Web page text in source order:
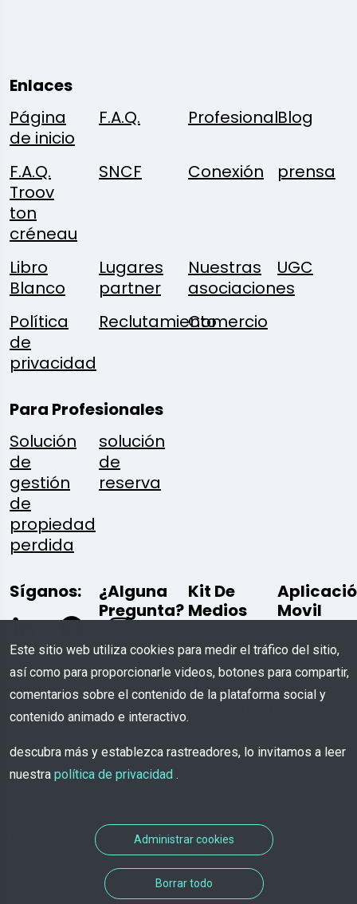
Enlaces
Página
de inicio
F.A.Q. ProfesionalBlog
F.A.Q.
Troov
ton
créneau
SNCF Conexión prensa
Libro
Blanco
Lugares
partner
Nuestras
asociaciones
UGC
Política
de
privacidad
ReclutamientoComercio
Para Profesionales
Solución
de
gestión
de
propiedad
perdida
solución
de
reserva
Síganos:
¿Alguna
Pregunta?
Escríbenos
Kit De
Medios
Comunicación
Descargar
Movil
© COPYRIGHT 2026 - Todos los derechos
reservados a TROOV
Este sitio web utiliza cookies para medir el tráfico del sitio,
así como para proporcionarle videos, botones para compartir,
comentarios sobre el contenido de la plataforma social y
contenido animado e interactivo.
descubra más y establezca rastreadores, lo invitamos a leer
nuestra política de privacidad .
Administrar cookies
Borrar todo